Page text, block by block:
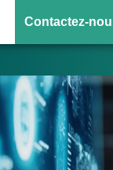
Contactez-